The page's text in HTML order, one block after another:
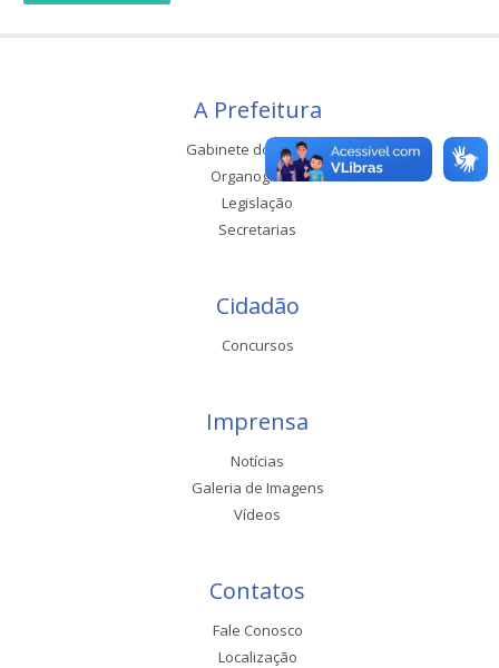
A Prefeitura
Gabinete do Prefeito
Organograma
Legislação
Secretarias
Cidadão
Concursos
Imprensa
Notícias
Galeria de Imagens
Vídeos
Contatos
Fale Conosco
Localização